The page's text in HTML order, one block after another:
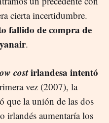
cierta incertidumbre.
fallido de compra de
.
costirlandesa intentó
vez (2007), la
que la unión de las dos
irlandés aumentaría los